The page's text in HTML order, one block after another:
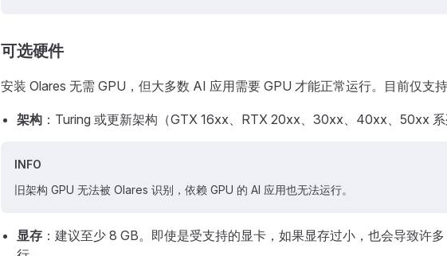
可选硬件
安装 Olares 无需 GPU，但大多数 AI 应用需要 GPU 才能正常运行。目前仅支
架构 ：Turing 或更新架构（GTX 16xx、RTX 20xx、30xx、40xx、50xx
INFO
旧架构 GPU 无法被 Olares 识别，依赖 GPU 的 AI 应用也无法运行。
显存 ：建议至少 8 GB。即使是受支持的显卡，如果显存过小，也会导致许